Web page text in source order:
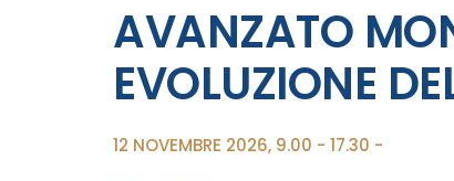
AVANZATO
EVOLUZIONE
12 NOVEMBRE 2026, 9.00 - 17.30 -